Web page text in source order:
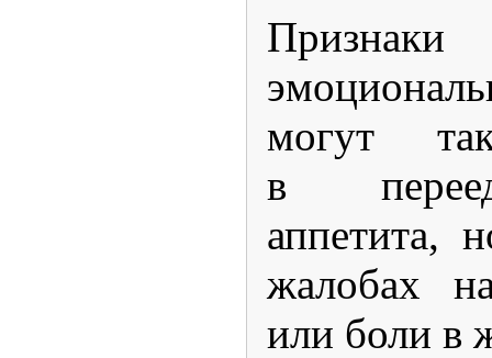
могут
в
аппетита,
жалобах
или боли в